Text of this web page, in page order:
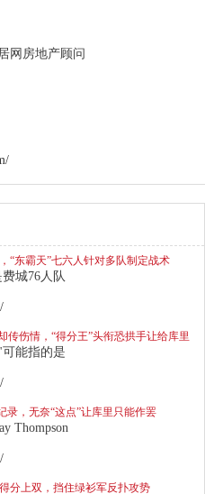
网房地产顾问
“东霸天”七六人针对多队制定战术
城76人队
传伤情，“得分王”头衔恐拱手让给库里
能指的是
录，无奈“这点”让库里只能作罢
Thompson
分上双，挡住绿衫军反扑攻势